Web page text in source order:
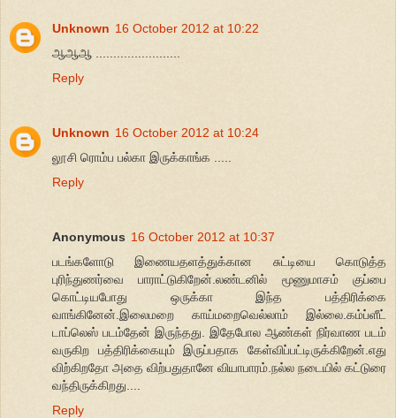
Unknown 16 October 2012 at 10:22
ஆஆஆ ........................
Reply
Unknown 16 October 2012 at 10:24
லூசி ரொம்ப பல்கா இருக்காங்க .....
Reply
Anonymous 16 October 2012 at 10:37
படங்களோடு இணையதளத்துக்கான சுட்டியை கொடுத்த
புரிந்துணர்வை பாராட்டுகிறேன்.லண்டனில் மூணுமாசம் குப்பை
கொட்டியபோது ஒருக்கா இந்த பத்திரிக்கை
வாங்கினேன்.இலைமறை காய்மறைவெல்லாம் இல்லை.கம்ப்ளீட்
டாப்லெஸ் படம்தேன் இருந்தது. இதேபோல ஆண்கள் நிர்வாண படம்
வருகிற பத்திரிக்கையும் இருப்பதாக கேள்விப்பட்டிருக்கிறேன்.எது
விற்கிறதோ அதை விற்பதுதானே வியாபாரம்.நல்ல நடையில் கட்டுரை
வந்திருக்கிறது....
Reply